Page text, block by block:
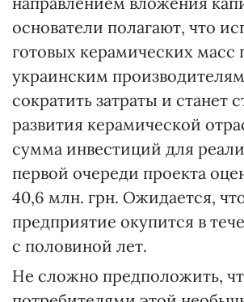
основатели полагают, что
готовых керамических
украинским
сократить затраты и станет
развития керамической
сумма инвестиций для
первой очереди проекта
40,6 млн. грн. Ожидается,
предприятие окупится в
с половиной лет.
Не сложно предположить,